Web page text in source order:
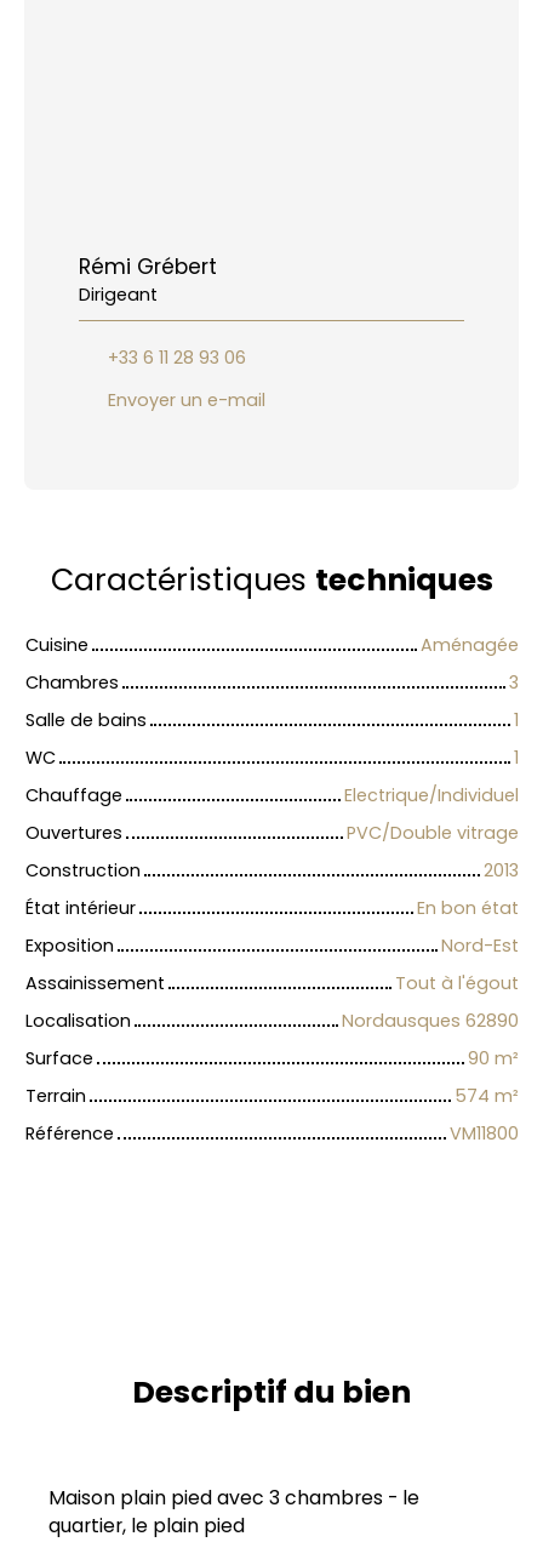
Rémi Grébert
Dirigeant
+33 6 11 28 93 06
Envoyer un e-mail
Caractéristiques techniques
Cuisine
Aménagée
Chambres
3
Salle de bains
1
WC
1
Chauffage
Electrique/Individuel
Ouvertures
PVC/Double vitrage
Construction
2013
État intérieur
En bon état
Exposition
Nord-Est
Assainissement
Tout à l'égout
Localisation
Nordausques 62890
Surface
90 m²
Terrain
574 m²
Référence
VM11800
Descriptif du bien
Maison plain pied avec 3 chambres - le
quartier, le plain pied